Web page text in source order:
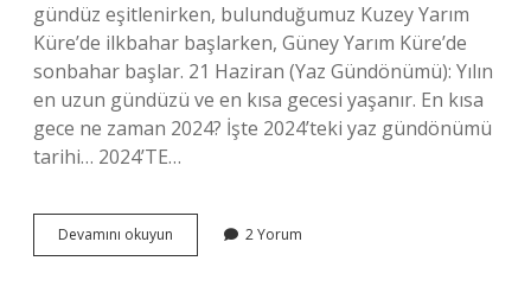
gündüz eşitlenirken, bulunduğumuz Kuzey Yarım
Küre’de ilkbahar başlarken, Güney Yarım Küre’de
sonbahar başlar. 21 Haziran (Yaz Gündönümü): Yılın
en uzun gündüzü ve en kısa gecesi yaşanır. En kısa
gece ne zaman 2024? İşte 2024’teki yaz gündönümü
tarihi… 2024’TE…
Devamını okuyun
Uzun
2 Yorum